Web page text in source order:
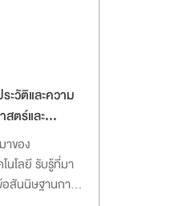
ะวัติและความ
สตร์และ
าของ
นโลยี รับรู้ที่มา
สันนิษฐานการ